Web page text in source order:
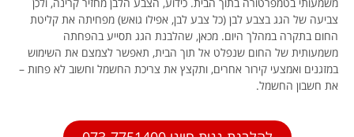
צביעה של הגג בצבע לבן (כל צבע לבן, אפילו גואש) מפחיתה את קליטת
החום בתקרה במהלך היום. מכאן, שהלבנת הגג תסייע בהפחתה
משמעותית של החום שנפלט אל תוך הבית, תאפשר לצמצם את השימוש
במזגנים ואמצעי קירור אחרים, ותקצץ את צריכת החשמל וחשוב לא פחות –
את חשבון החשמל.